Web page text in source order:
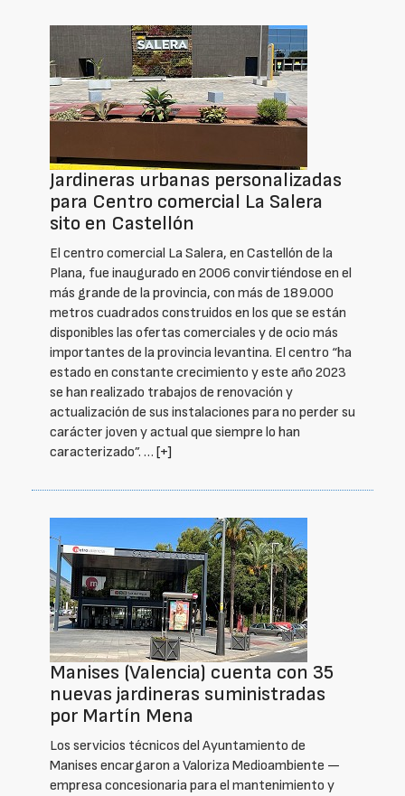
Jardineras urbanas personalizadas
para Centro comercial La Salera
sito en Castellón
El centro comercial La Salera, en Castellón de la
Plana, fue inaugurado en 2006 convirtiéndose en el
más grande de la provincia, con más de 189.000
metros cuadrados construidos en los que se están
disponibles las ofertas comerciales y de ocio más
importantes de la provincia levantina. El centro “ha
estado en constante crecimiento y este año 2023
se han realizado trabajos de renovación y
actualización de sus instalaciones para no perder su
carácter joven y actual que siempre lo han
caracterizado”. … [+]
Manises (Valencia) cuenta con 35
nuevas jardineras suministradas
por Martín Mena
Los servicios técnicos del Ayuntamiento de
Manises encargaron a Valoriza Medioambiente —
empresa concesionaria para el mantenimiento y